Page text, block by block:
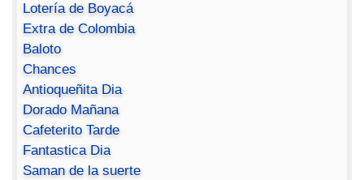
Lotería de Boyacá
Extra de Colombia
Baloto
Chances
Antioqueñita Dia
Dorado Mañana
Cafeterito Tarde
Fantastica Dia
Saman de la suerte